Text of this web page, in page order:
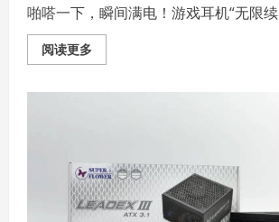
啪嗒一下，瞬间满电！游戏耳机“无限续
阅读更多Read
more
彻
底
无
线，
雷